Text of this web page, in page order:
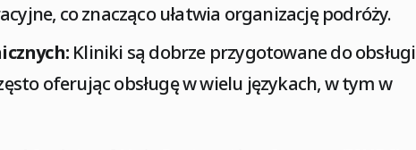
co znacząco ułatwia organizację podróży.
Kliniki są dobrze przygotowane do obsługi
oferując obsługę w wielu językach, w tym w